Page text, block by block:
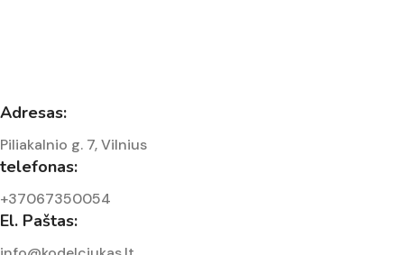
Adresas:
Piliakalnio g. 7, Vilnius
telefonas:
+37067350054
El. Paštas: